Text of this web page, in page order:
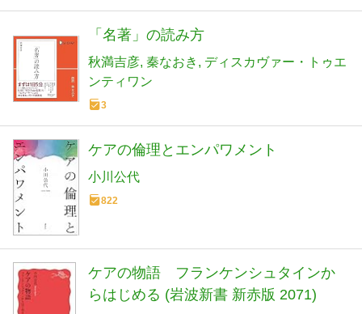
「名著」の読み方
秋満吉彦 秦なおき
ディスカヴァー・トゥエ
ンティワン
3
ケアの倫理とエンパワメント
小川公代
822
ケアの物語 フランケンシュタインか
らはじめる (岩波新書 新赤版 2071)